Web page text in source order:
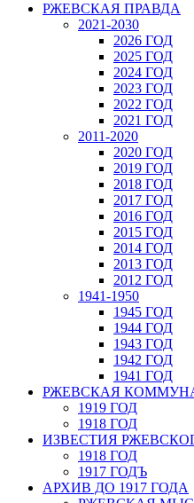
РЖЕВСКАЯ ПРАВДА
2021-2030
2026 ГОД
2025 ГОД
2024 ГОД
2023 ГОД
2022 ГОД
2021 ГОД
2011-2020
2020 ГОД
2019 ГОД
2018 ГОД
2017 ГОД
2016 ГОД
2015 ГОД
2014 ГОД
2013 ГОД
2012 ГОД
1941-1950
1945 ГОД
1944 ГОД
1943 ГОД
1942 ГОД
1941 ГОД
РЖЕВСКАЯ
1919 ГОД
1918 ГОД
ИЗВЕСТИЯ
1918 ГОД
1917 ГОДЪ
АРХИВ ДО 1917 ГОДА